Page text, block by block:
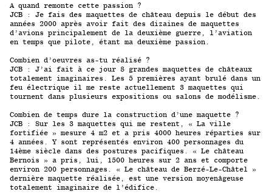
A quand remonte cette passion ?
JCB : Je fais des maquettes de château depuis le début des
années 2000 après avoir fait des dizaines de maquettes
d’avions principalement de la deuxième guerre, l’aviation
en temps que pilote, étant ma deuxième passion.
Combien d’oeuvres as-tu réalisé ?
JCB : J’ai fait à ce jour 8 grandes maquettes de châteaux
totalement imaginaires. Les 5 premières ayant brulé dans un
feu électrique il me reste actuellement 3 maquettes qui
tournent dans plusieurs expositions ou salons de modélisme.
Combien de temps dure la construction d’une maquette ?
JCB : Sur les 3 maquettes qui me restent, « La ville
fortifiée » mesure 4 m2 et a pris 4000 heures réparties sur
4 années. Y sont représentés environ 400 personnages du
14ème siècle dans des postures pacifiques. « Le château
Bernois » a pris, lui, 1500 heures sur 2 ans et comporte
environ 200 personnages. « Le château de Berzé-Le-Châtel »
dernière maquette réalisée, est une version moyenâgeuse
totalement imaginaire de l’édifice.